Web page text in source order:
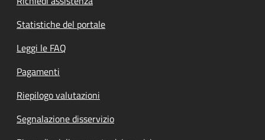
Statistiche del portale
Leggi le FAQ
Pagamenti
Riepilogo valutazioni
Segnalazione disservizio